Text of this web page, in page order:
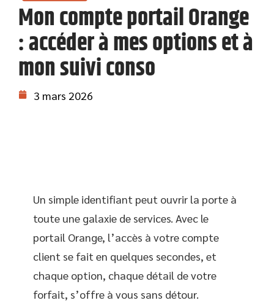
Mon compte portail Orange
: accéder à mes options et à
mon suivi conso
3 mars 2026
Un simple identifiant peut ouvrir la porte à
toute une galaxie de services. Avec le
portail Orange, l’accès à votre compte
client se fait en quelques secondes, et
chaque option, chaque détail de votre
forfait, s’offre à vous sans détour.